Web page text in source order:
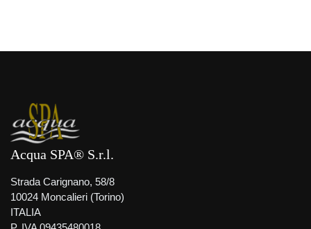
Acqua SPA® S.r.l.
Strada Carignano, 58/8
10024 Moncalieri (Torino)
ITALIA